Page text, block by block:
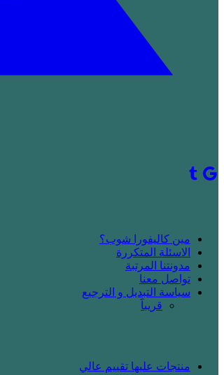
مين كاليفورا شوب؟
الاسئلة المتكررة
مدونتنا المرتبة
تواصل معنا
سياسة التبديل و الترجيع
قريباََ
منتجات عليها تقييم عالي